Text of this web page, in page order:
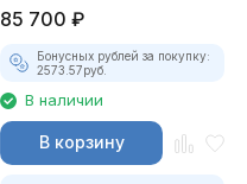
85 700 ₽
Бонусных рублей за покупку:
2573.57руб.
В наличии
В корзину